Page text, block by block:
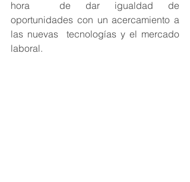
hora  de dar igualdad de
oportunidades con un acercamiento a
las nuevas  tecnologías y el mercado
laboral.